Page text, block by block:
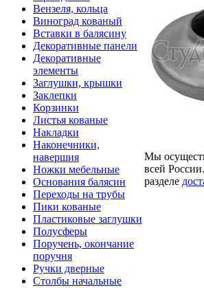
Вензеля, кольца
Виноград кованый
Вставки в балясину
Декоративные панели
Декоративные
элементы
Заглушки, крышки
Заклепки
Корзинки
Листья кованые
Накладки
Наконечники,
навершия
Ножки мебельные
Основания балясин
Переходы на трубы
Пики кованые
Пластиковые заглушки
Полусферы
Поручень, окончание
поручня
Ручки дверные
Столбы начальные
Мы
всей
разделе